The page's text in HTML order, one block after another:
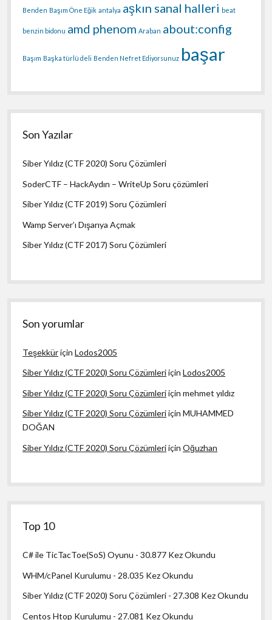
Benden Başım Öne Eğik antalya aşkın sanal halleri beat
benzin bidonu amd phenom Araban about:config
Başım Başka türlü deli Benden Nefret Ediyorsunuz başar
Son Yazılar
Siber Yıldız (CTF 2020) Soru Çözümleri
SoderCTF – HackAydın – WriteUp Soru çözümleri
Siber Yıldız (CTF 2019) Soru Çözümleri
Wamp Server’ı Dışarıya Açmak
Siber Yıldız (CTF 2017) Soru Çözümleri
Son yorumlar
TeşekküriçinLodos2005
Siber Yıldız (CTF 2020) Soru ÇözümleriiçinLodos2005
Siber Yıldız (CTF 2020) Soru Çözümleriiçinmehmet yıldız
Siber Yıldız (CTF 2020) Soru ÇözümleriiçinMUHAMMED
DOĞAN
Siber Yıldız (CTF 2020) Soru ÇözümleriiçinOğuzhan
Top 10
C# ile TicTacToe(SoS) Oyunu - 30.877 Kez Okundu
WHM/cPanel Kurulumu - 28.035 Kez Okundu
Siber Yıldız (CTF 2020) Soru Çözümleri - 27.308 Kez Okundu
Centos Htop Kurulumu - 27.081 Kez Okundu